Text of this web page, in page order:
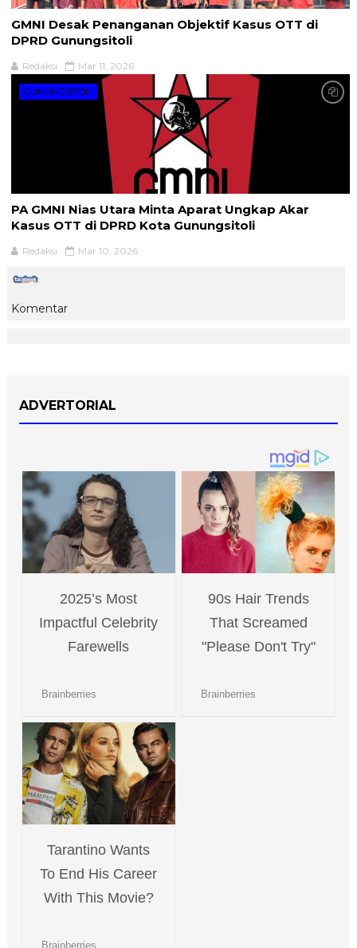
GMNI Desak Penanganan Objektif Kasus OTT di
DPRD Gunungsitoli
Redaksi Mar 11, 2026
GUNUNGSITOLI
PA GMNI Nias Utara Minta Aparat Ungkap Akar
Kasus OTT di DPRD Kota Gunungsitoli
Redaksi Mar 10, 2026
Komentar
ADVERTORIAL